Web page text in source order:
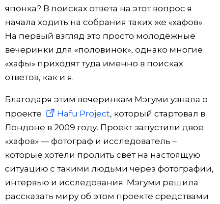
японка? В поисках ответа на этот вопрос я
начала ходить на собрания таких же «хафов».
На первый взгляд это просто молодёжные
вечеринки для «половинок», однако многие
«хафы» приходят туда именно в поисках
ответов, как и я.
Благодаря этим вечеринкам Мэгуми узнала о
проекте
Hafu Project, который стартовал в
Лондоне в 2009 году. Проект запустили двое
«хафов» — фотограф и исследователь –
которые хотели пролить свет на настоящую
ситуацию с такими людьми через фотографии,
интервью и исследования. Мэгуми решила
рассказать миру об этом проекте средствами